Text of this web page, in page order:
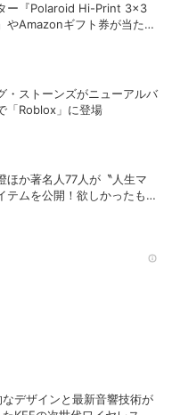
ー『Polaroid Hi-Print 3×3
やAmazonギフト券が当た
・ストーンズがニューアルバ
「Roblox」に登場
ほか著名人77人が〝人生マ
テムを公開！欲しかったもの
デザインと最新音響技術が